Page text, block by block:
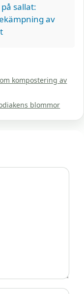
sallat:
av
kompostering av
blommor